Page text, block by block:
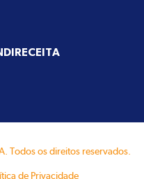
Todos os direitos reservados.
de Privacidade